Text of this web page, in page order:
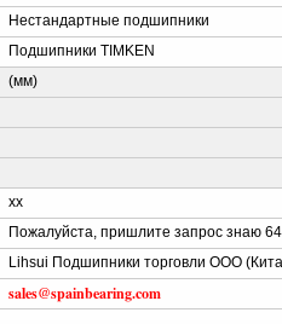
Нестандартные подшипники
Подшипники TIMKEN
(мм)
xx
Пожалуйста, пришлите запрос знаю
Lihsui Подшипники торговли ООО
sales@spainbearing.com